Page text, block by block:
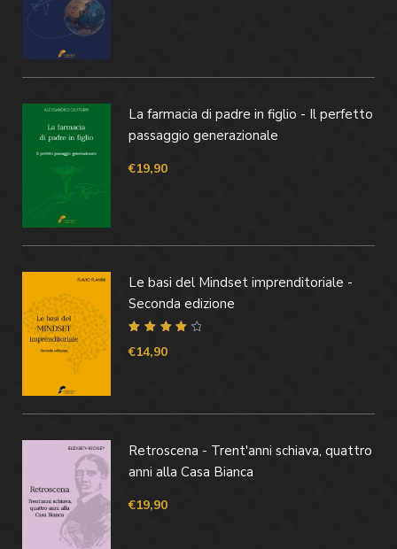
La farmacia di padre in figlio - Il perfetto
passaggio generazionale
€19,90
Le basi del Mindset imprenditoriale -
Seconda edizione
su 5
€14,90
Retroscena - Trent'anni schiava, quattro
anni alla Casa Bianca
€19,90